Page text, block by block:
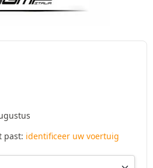
past: identificeer uw voertuig